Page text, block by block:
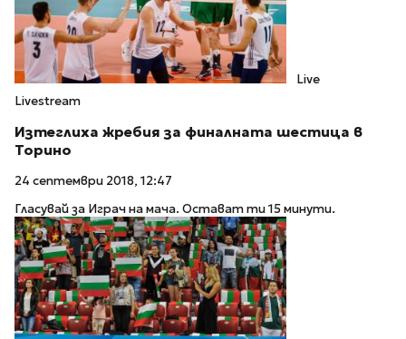
Live
Livestream
Изтеглиха жребия за финалната шестица в
Торино
24 септември 2018, 12:47
Гласувай за Играч на мача. Остават ти 15 минути.